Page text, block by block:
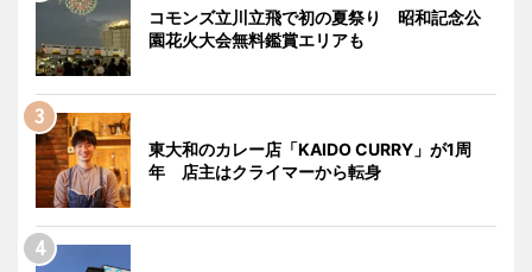
コモンズ立川立飛で初の夏祭り 昭和記念公
園花火大会無料鑑賞エリアも
東大和のカレー店「KAIDO CURRY」が1周
年 店主はクライマーから転身